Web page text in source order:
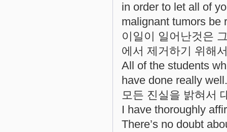
in order to let all of
malignant tumors
이일이 일어난것은
에서 제거하기 위해
All of the students
have done really
모든 진실을 밝혀서
I have thoroughly
There’s no doubt